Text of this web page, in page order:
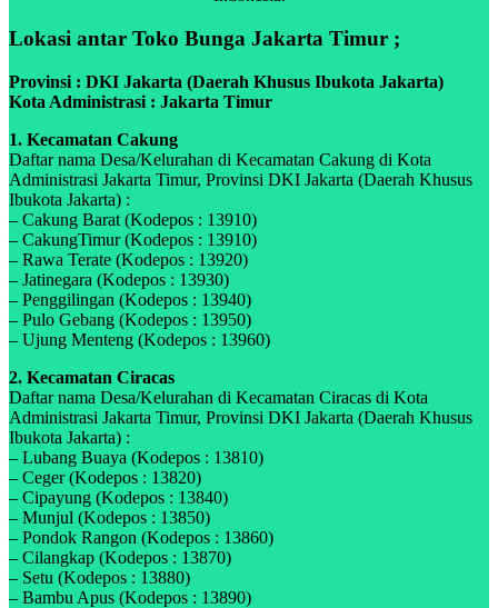
Lokasi antar Toko Bunga Jakarta Timur ;
Provinsi : DKI Jakarta (Daerah Khusus Ibukota Jakarta)
Kota Administrasi : Jakarta Timur
1. Kecamatan Cakung
Daftar nama Desa/Kelurahan di Kecamatan Cakung di Kota
Administrasi Jakarta Timur, Provinsi DKI Jakarta (Daerah Khusus
Ibukota Jakarta) :
– Cakung Barat (Kodepos : 13910)
– CakungTimur (Kodepos : 13910)
– Rawa Terate (Kodepos : 13920)
– Jatinegara (Kodepos : 13930)
– Penggilingan (Kodepos : 13940)
– Pulo Gebang (Kodepos : 13950)
– Ujung Menteng (Kodepos : 13960)
2. Kecamatan Ciracas
Daftar nama Desa/Kelurahan di Kecamatan Ciracas di Kota
Administrasi Jakarta Timur, Provinsi DKI Jakarta (Daerah Khusus
Ibukota Jakarta) :
– Lubang Buaya (Kodepos : 13810)
– Ceger (Kodepos : 13820)
– Cipayung (Kodepos : 13840)
– Munjul (Kodepos : 13850)
– Pondok Rangon (Kodepos : 13860)
– Cilangkap (Kodepos : 13870)
– Setu (Kodepos : 13880)
– Bambu Apus (Kodepos : 13890)